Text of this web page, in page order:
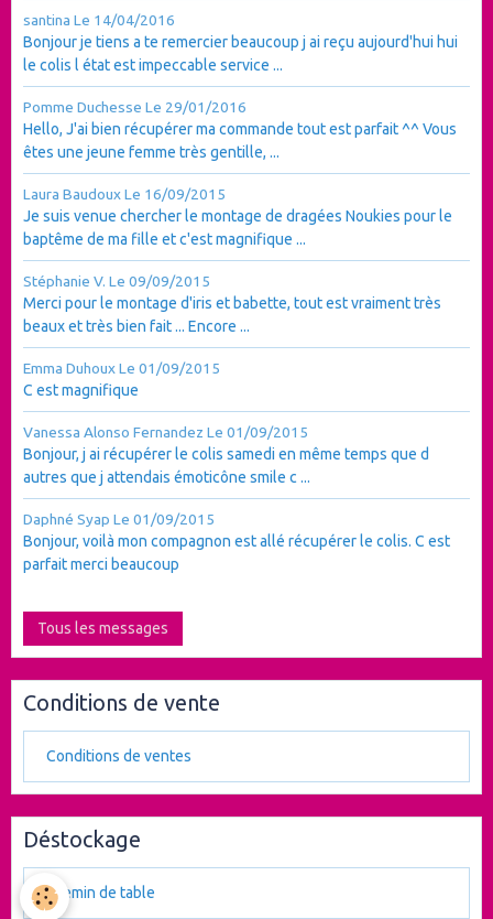
santina Le 14/04/2016
Bonjour je tiens a te remercier beaucoup j ai reçu aujourd'hui hui
le colis l état est impeccable service ...
Pomme Duchesse Le 29/01/2016
Hello, J'ai bien récupérer ma commande tout est parfait ^^ Vous
êtes une jeune femme très gentille, ...
Laura BaudouxLe 16/09/2015
Je suis venue chercher le montage de dragées Noukies pour le
baptême de ma fille et c'est magnifique ...
Stéphanie V. Le 09/09/2015
Merci pour le montage d'iris et babette, tout est vraiment très
beaux et très bien fait ... Encore ...
Emma DuhouxLe 01/09/2015
C est magnifique
Vanessa Alonso Fernandez Le 01/09/2015
Bonjour, j ai récupérer le colis samedi en même temps que d
autres que j attendais émoticône smile c ...
Daphné Syap Le 01/09/2015
Bonjour, voilà mon compagnon est allé récupérer le colis. C est
parfait merci beaucoup
Tous les messages
Conditions de vente
Conditions de ventes
Déstockage
chemin de table